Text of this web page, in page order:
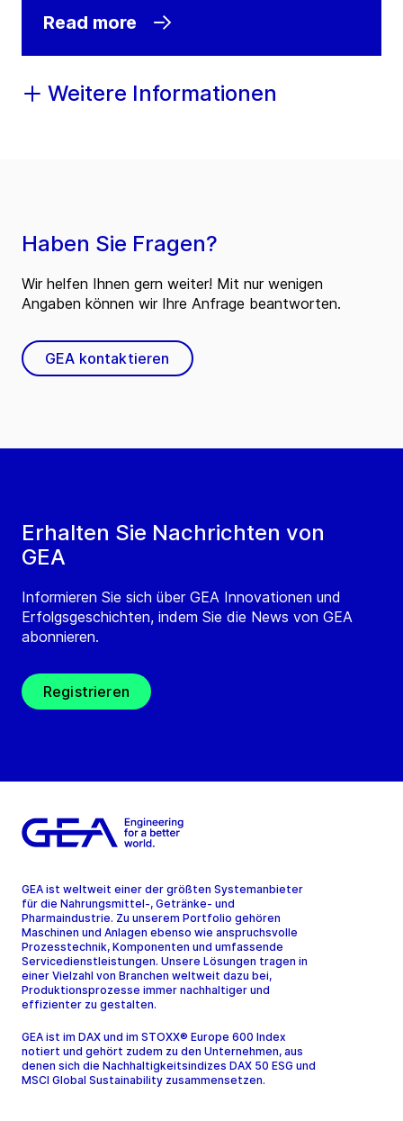
Read more
Weitere Informationen
Erhalten Sie Nachrichten von
GEA
Informieren Sie sich über GEA Innovationen und
Erfolgsgeschichten, indem Sie die News von GEA
abonnieren.
Registrieren
Haben Sie Fragen?
Wir helfen Ihnen gern weiter! Mit nur wenigen
Angaben können wir Ihre Anfrage beantworten.
GEA kontaktieren
GEA ist weltweit einer der größten Systemanbieter
für die Nahrungsmittel-, Getränke- und
Pharmaindustrie. Zu unserem Portfolio gehören
Maschinen und Anlagen ebenso wie anspruchsvolle
Prozesstechnik, Komponenten und umfassende
Servicedienstleistungen. Unsere Lösungen tragen in
einer Vielzahl von Branchen weltweit dazu bei,
Produktionsprozesse immer nachhaltiger und
effizienter zu gestalten.
GEA ist im DAX und im STOXX® Europe 600 Index
notiert und gehört zudem zu den Unternehmen, aus
denen sich die Nachhaltigkeitsindizes DAX 50 ESG und
MSCI Global Sustainability zusammensetzen.